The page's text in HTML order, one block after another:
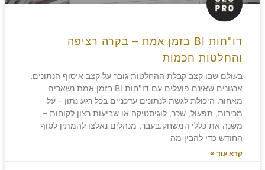
דו"חות BI בזמן אמת – בקרה רציפה
והחלטות חכמות
בעולם שבו קצב קבלת ההחלטות גובר על קצב איסוף הנתונים,
ארגונים שאינם פועלים עם דו"חות BI בזמן אמת נשארים
מאחור. היכולת לגשת לנתונים עדכניים בכל רגע נתון – על
מכירות, תפעול, שכר, לוגיסטיקה או שביעות רצון לקוחות –
משנה את כללי המשחק.בעבר, מנהלים נאלצו להמתין לסוף
החודש כדי להבין מה
קרא עוד »